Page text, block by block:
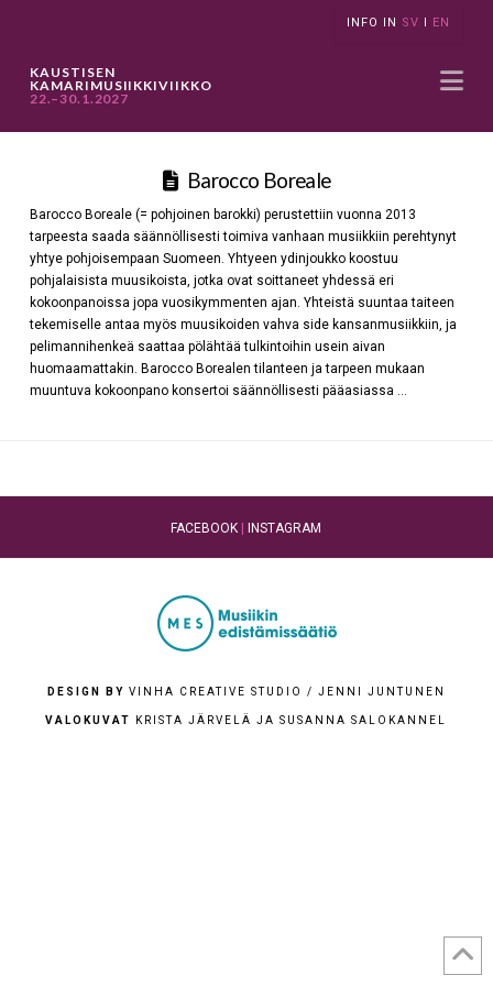
INFO IN SV I EN
KAUSTISEN
KAMARIMUSIIKKIVIIKKO
22.–30.1.2027
Barocco Boreale
Barocco Boreale (= pohjoinen barokki) perustettiin vuonna 2013
tarpeesta saada säännöllisesti toimiva vanhaan musiikkiin perehtynyt
yhtye pohjoisempaan Suomeen. Yhtyeen ydinjoukko koostuu
pohjalaisista muusikoista, jotka ovat soittaneet yhdessä eri
kokoonpanoissa jopa vuosikymmenten ajan. Yhteistä suuntaa taiteen
tekemiselle antaa myös muusikoiden vahva side kansanmusiikkiin, ja
pelimannihenkeä saattaa pölähtää tulkintoihin usein aivan
huomaamattakin. Barocco Borealen tilanteen ja tarpeen mukaan
muuntuva kokoonpano konsertoi säännöllisesti pääasiassa …
FACEBOOK | INSTAGRAM
DESIGN BY VINHA CREATIVE STUDIO / JENNI JUNTUNEN
VALOKUVAT KRISTA JÄRVELÄ JA SUSANNA SALOKANNEL